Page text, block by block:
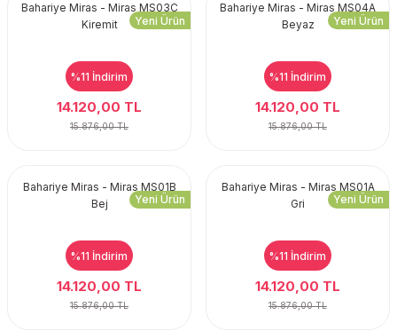
Yeni Ürün
Bahariye Miras - Miras MS03C
Kiremit
%11 İndirim
14.120,00 TL
15.876,00 TL
Yeni Ürün
Bahariye Miras - Miras MS04A
Beyaz
%11 İndirim
14.120,00 TL
15.876,00 TL
Yeni Ürün
Bahariye Miras - Miras MS01B
Bej
%11 İndirim
14.120,00 TL
15.876,00 TL
Yeni Ürün
Bahariye Miras - Miras MS01A
Gri
%11 İndirim
14.120,00 TL
15.876,00 TL